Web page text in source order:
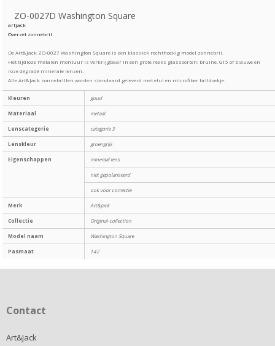
ZO-0027D Washington Square
artjack
Overzet zonnebril
De Art&Jack ZO-0027 Washington Square is een klassiek rechthoekig model zonnebril.
Het tijdloze metalen montuur is verkrijgbaar in een grote reeks glassoorten: bruine, G15 of blauwe en
roze dégradé minerale lenzen.
Alle Art&Jack zonnebrillen worden standaard geleverd met etui en microfiber brildoekje.
Kleuren goud
Materiaal metaal
Lenscategorie categorie 3
Lenskleur groengrijs
Eigenschappen mineraal lens
niet gepolariseerd
ook voor correctie
Merk Art&Jack
Collectie Original-collection
Model naam Washington Square
Pasmaat 142
Contact
Art&Jack